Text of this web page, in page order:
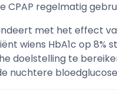
CPAP regelmatig
met het effect
wiens HbA1c op
doelstelling te
nuchtere